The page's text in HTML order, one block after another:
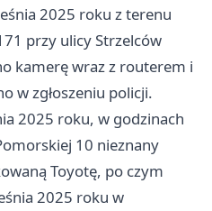
2025 roku z terenu
przy ulicy Strzelców
kamerę wraz z routerem i
w zgłoszeniu policji.
2025 roku, w godzinach
10 nieznany
Toyotę, po czym
2025 roku w